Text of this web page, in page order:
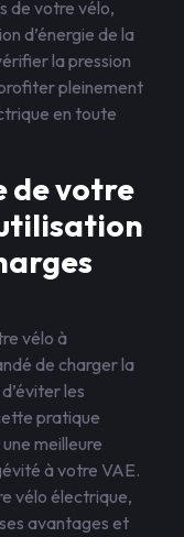
de votre vélo,
d’énergie de la
la pression
pleinement
en toute
de votre
vélo à
de charger la
les
pratique
meilleure
à votre VAE.
vélo électrique,
avantages et